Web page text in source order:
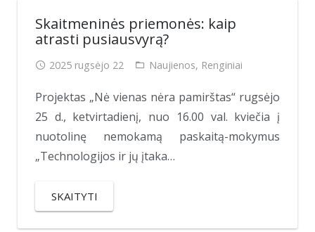
Skaitmeninės priemonės: kaip
atrasti pusiausvyrą?
2025 rugsėjo 22 Naujienos, Renginiai
Projektas „Nė vienas nėra pamirštas“ rugsėjo
25 d., ketvirtadienį, nuo 16.00 val. kviečia į
nuotolinę nemokamą paskaitą-mokymus
„Technologijos ir jų įtaka…
SKAITYTI